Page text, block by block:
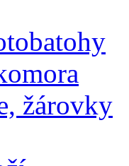
žárovky